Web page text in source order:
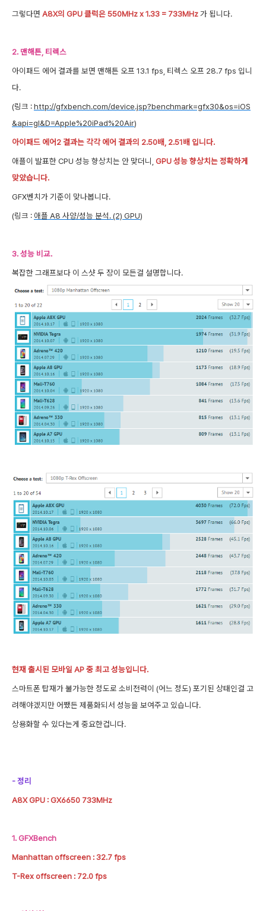
그렇다면 A8X의 GPU 클럭은 550MHz x 1.33 = 733MHz가 됩니다.
2. 맨해튼, 티렉스
아이패드 에어 결과를 보면 맨해튼 오프 13.1 fps, 티렉스 오프 28.7 fps 입니
다.
(링크 :http://gfxbench.com/device.jsp?benchmark=gfx30&os=iOS
&api=gl&D=Apple%20iPad%20Air)
아이패드 에어2 결과는 각각 에어 결과의 2.50배, 2.51배 입니다.
애플이 발표한 CPU 성능 향상치는 안 맞더니, GPU 성능 향상치는 정확하게
맞았습니다.
GFX벤치가 기준이 맞나봅니다.
(링크 : 애플 A8 사양/성능 분석. (2) GPU)
3. 성능 비교.
복잡한 그래프보다 이 스샷 두 장이 모든걸 설명합니다.
현재 출시된 모바일 AP 중 최고 성능입니다.
스마트폰 탑재가 불가능한 정도로 소비전력이 (어느 정도) 포기된 상태인걸 고
려해야겠지만 어쨌든 제품화되서 성능을 보여주고 있습니다.
상용화할 수 있다는게 중요한겁니다.
- 정리
A8X GPU :GX6650 733MHz
1. GFXBench
Manhattan offscreen : 32.7 fps
T-Rex offscreen : 72.0 fps